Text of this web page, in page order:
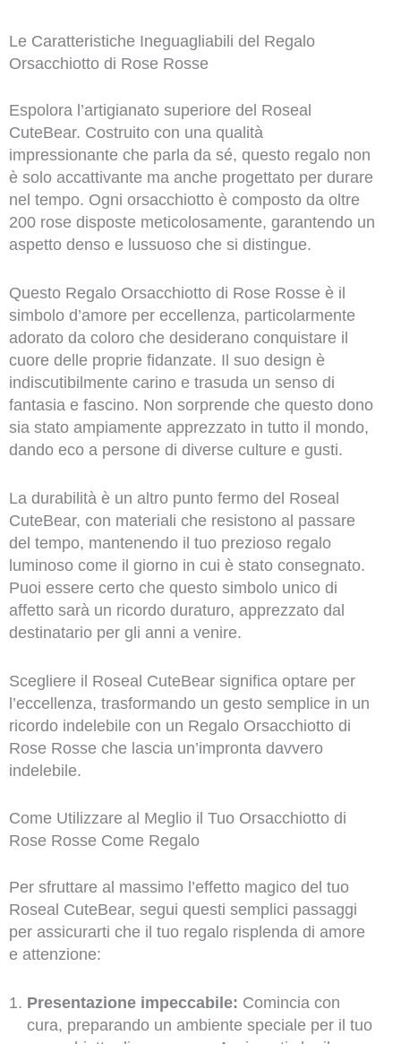
Le Caratteristiche Ineguagliabili del Regalo
Orsacchiotto di Rose Rosse
Espolora l’artigianato superiore del Roseal
CuteBear. Costruito con una qualità
impressionante che parla da sé, questo regalo non
è solo accattivante ma anche progettato per durare
nel tempo. Ogni orsacchiotto è composto da oltre
200 rose disposte meticolosamente, garantendo un
aspetto denso e lussuoso che si distingue.
Questo Regalo Orsacchiotto di Rose Rosse è il
simbolo d’amore per eccellenza, particolarmente
adorato da coloro che desiderano conquistare il
cuore delle proprie fidanzate. Il suo design è
indiscutibilmente carino e trasuda un senso di
fantasia e fascino. Non sorprende che questo dono
sia stato ampiamente apprezzato in tutto il mondo,
dando eco a persone di diverse culture e gusti.
La durabilità è un altro punto fermo del Roseal
CuteBear, con materiali che resistono al passare
del tempo, mantenendo il tuo prezioso regalo
luminoso come il giorno in cui è stato consegnato.
Puoi essere certo che questo simbolo unico di
affetto sarà un ricordo duraturo, apprezzato dal
destinatario per gli anni a venire.
Scegliere il Roseal CuteBear significa optare per
l’eccellenza, trasformando un gesto semplice in un
ricordo indelebile con un Regalo Orsacchiotto di
Rose Rosse che lascia un’impronta davvero
indelebile.
Come Utilizzare al Meglio il Tuo Orsacchiotto di
Rose Rosse Come Regalo
Per sfruttare al massimo l’effetto magico del tuo
Roseal CuteBear, segui questi semplici passaggi
per assicurarti che il tuo regalo risplenda di amore
e attenzione:
Presentazione impeccabile: Comincia con
cura, preparando un ambiente speciale per il tuo